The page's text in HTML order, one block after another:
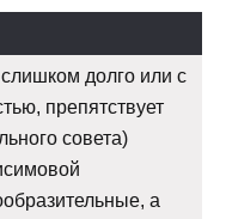
долго или с
препятствует
совета)
а